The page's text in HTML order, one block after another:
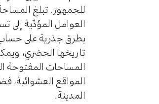
للجمهور. تبلغ
العوامل المؤدّية إلى
بطرق جذرية على
تاريخها الحضري،
المساحات المفتوحة
المواقع العشوائية،
المدينة.